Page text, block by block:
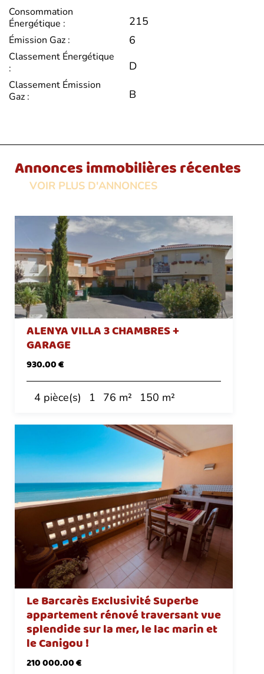
Consommation
Énergétique :
215
Émission Gaz : 6
Classement Énergétique
:
D
Classement Émission
Gaz :
B
Annonces immobilières récentes
VOIR PLUS D'ANNONCES
ALENYA VILLA 3 CHAMBRES +
GARAGE
930.00 €
4 pièce(s) 1 76 m² 150 m²
Le Barcarès Exclusivité Superbe
appartement rénové traversant vue
splendide sur la mer, le lac marin et
le Canigou !
210 000.00 €